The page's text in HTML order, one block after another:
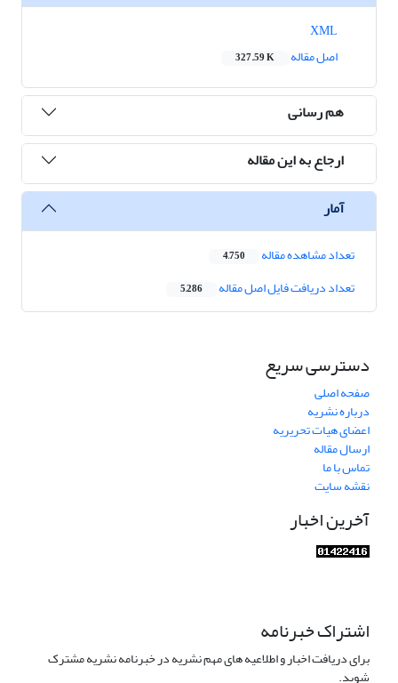
اصل مقاله
327.59 K
هم رسانی
ارجاع به این مقاله
آمار
تعداد مشاهده مقاله 4,750
تعداد دریافت فایل اصل مقاله 5,286
دسترسی سریع
صفحه اصلی
درباره نشریه
اعضای هیات تحریریه
ارسال مقاله
تماس با ما
نقشه سایت
آخرین اخبار
اشتراک خبرنامه
برای دریافت اخبار و اطلاعیه های مهم نشریه در خبرنامه نشریه مشترک
شوید.